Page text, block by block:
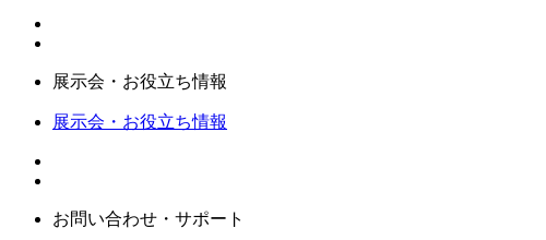
展示会・お役立ち情報
展示会・お役立ち情報
お問い合わせ・サポート